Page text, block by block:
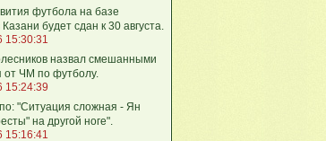
футбола на базе
будет сдан к 30 августа.
15:30:31
назвал смешанными
ЧМ по футболу.
15:24:39
"Ситуация сложная - Ян
на другой ноге".
15:16:41